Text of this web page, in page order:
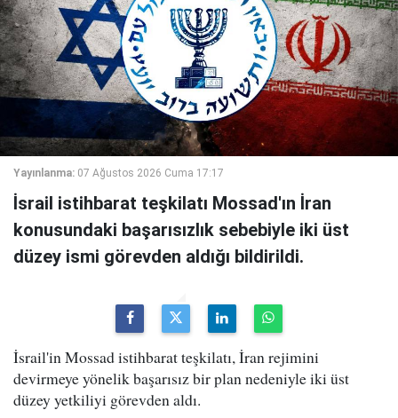
Yayınlanma: 07 Ağustos 2026 Cuma 17:17
İsrail istihbarat teşkilatı Mossad'ın İran
konusundaki başarısızlık sebebiyle iki üst
düzey ismi görevden aldığı bildirildi.
İsrail'in Mossad istihbarat teşkilatı, İran rejimini
devirmeye yönelik başarısız bir plan nedeniyle iki üst
düzey yetkiliyi görevden aldı.